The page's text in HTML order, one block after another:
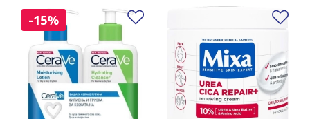
-15%